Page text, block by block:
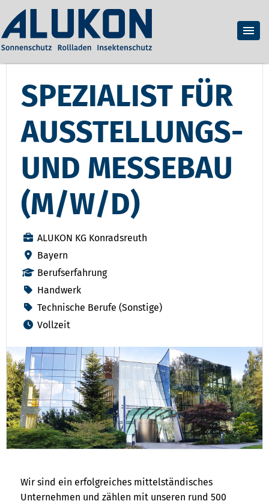
SPEZIALIST FÜR
AUSSTELLUNGS-
UND MESSEBAU
(M/W/D)
ALUKON KG Konradsreuth
Bayern
Berufserfahrung
Handwerk
Technische Berufe (Sonstige)
Vollzeit
Wir sind ein erfolgreiches mittelständisches
Unternehmen und zählen mit unseren rund 500